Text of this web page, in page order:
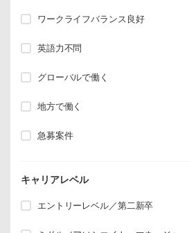
ワークライフバランス良好
英語力不問
グローバルで働く
地方で働く
急募案件
キャリアレベル
エントリーレベル／第二新卒